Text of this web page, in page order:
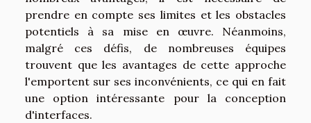
prendre en compte ses limites et les obstacles
potentiels à sa mise en œuvre. Néanmoins,
malgré ces défis, de nombreuses équipes
trouvent que les avantages de cette approche
l'emportent sur ses inconvénients, ce qui en fait
une option intéressante pour la conception
d'interfaces.